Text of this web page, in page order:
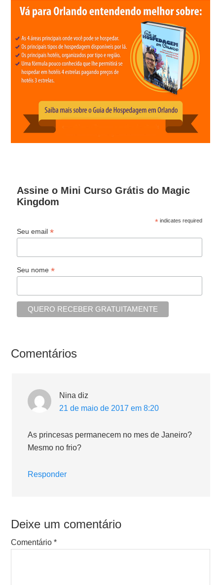
Assine o Mini Curso Grátis do Magic
Kingdom
*indicates required
Seu email*
Seu nome*
Comentários
Nina diz
21 de maio de 2017 em 8:20
As princesas permanecem no mes de Janeiro?
Mesmo no frio?
Responder
Deixe um comentário
Comentário*